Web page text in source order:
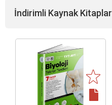
İndirimli Kaynak Kitaplar